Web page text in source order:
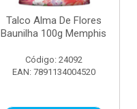
Talco Alma De Flores
Baunilha 100g Memphis
Código: 24092
EAN: 7891134004520